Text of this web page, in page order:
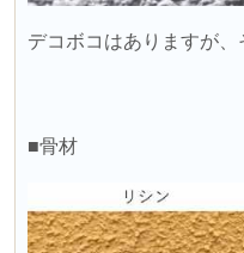
デコボコはありますが、
■骨材